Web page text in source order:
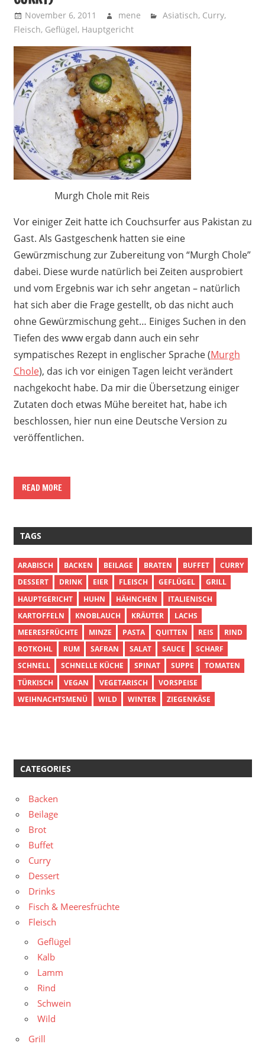
November 6, 2011 mene Asiatisch, Curry,
Fleisch, Geflügel, Hauptgericht
Murgh Chole mit Reis
Vor einiger Zeit hatte ich Couchsurfer aus Pakistan zu
Gast. Als Gastgeschenk hatten sie eine
Gewürzmischung zur Zubereitung von “Murgh Chole”
dabei. Diese wurde natürlich bei Zeiten ausprobiert
und vom Ergebnis war ich sehr angetan – natürlich
hat sich aber die Frage gestellt, ob das nicht auch
ohne Gewürzmischung geht… Einiges Suchen in den
Tiefen des www ergab dann auch ein sehr
sympatisches Rezept in englischer Sprache (Murgh
Chole), das ich vor einigen Tagen leicht verändert
nachgekocht habe. Da mir die Übersetzung einiger
Zutaten doch etwas Mühe bereitet hat, habe ich
beschlossen, hier nun eine Deutsche Version zu
veröffentlichen.
READ MORE
TAGS
ARABISCH BACKEN BEILAGE BRATEN BUFFET
CURRY
DESSERT
DRINK EIER FLEISCH GEFLÜGEL
GRILL
HAUPTGERICHT
HUHN HÄHNCHEN
ITALIENISCH
KARTOFFELN
KNOBLAUCH KRÄUTER
LACHS
MEERESFRÜCHTE
MINZE PASTA QUITTEN REIS
RIND
ROTKOHL
RUM SAFRAN SALAT SAUCE
SCHARF
SCHNELL
SCHNELLE KÜCHE SPINAT SUPPE
TOMATEN
TÜRKISCH
VEGAN VEGETARISCH
VORSPEISE
WEIHNACHTSMENÜ
WILD WINTER ZIEGENKÄSE
CATEGORIES
Backen
Beilage
Brot
Buffet
Curry
Dessert
Drinks
Fisch & Meeresfrüchte
Fleisch
Geflügel
Kalb
Lamm
Rind
Schwein
Wild
Grill